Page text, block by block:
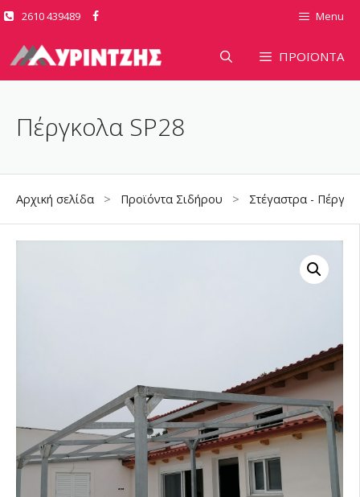
Μετάβαση
περιεχόμενο
2610 439489 Menu
ΠΡΟΪΟΝΤΑ
Πέργκολα SP28
Αρχική σελίδα > Προϊόντα Σιδήρου > Στέγαστρα -